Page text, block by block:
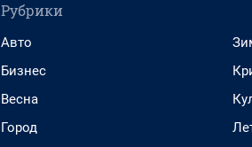
Рубрики
Авто
Бизнес
Весна
Город